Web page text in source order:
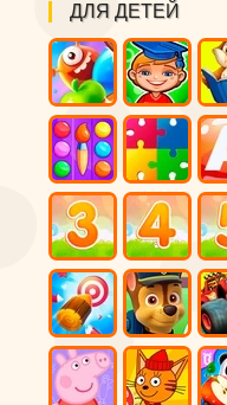
ДЛЯ ДЕТЕЙ